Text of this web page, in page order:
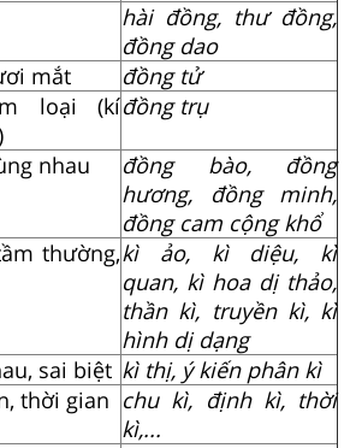
hài đồng, thư đồng,
đồng dao
mắt
đồng tử
loại (kíđồng trụ
nhau
đồng bào, đồng
hương, đồng minh,
đồng cam cộng khổ
thường,kì ảo, kì diệu, kì
quan, kì hoa dị thảo,
thần kì, truyền kì, kì
hình dị dạng
sai biệt kì thị, ý kiến phân kì
thời gian chu kì, định kì, thời
kì,...